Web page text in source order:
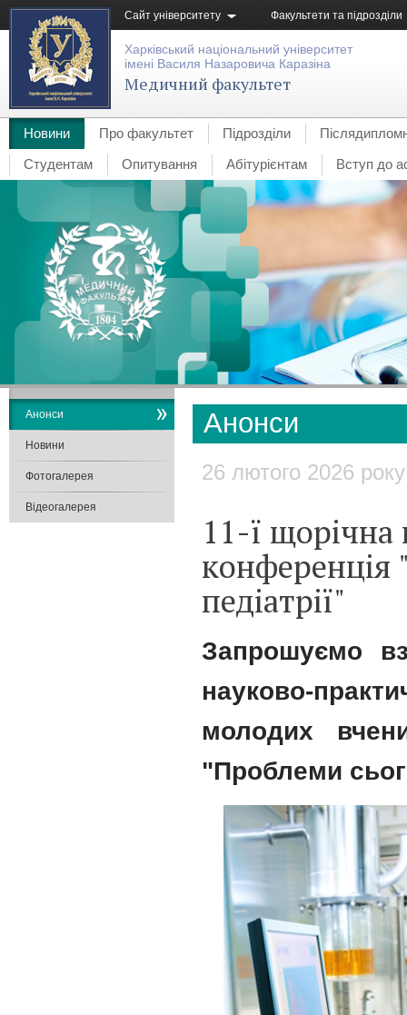
Сайт університету Факультети та підрозділи
Харківський національний університет
імені Василя Назаровича Каразіна
Медичний факультет
Новини Про факультет Підрозділи
Студентам
Опитування Абітурієнтам Вступ до
Анонси
26 лютого 2026 року
11-ї
конференція
педіатрії"
Запрошуємо
науково-
молодих
"Проблеми
Анонси
Новини
Фотогалерея
Відеогалерея